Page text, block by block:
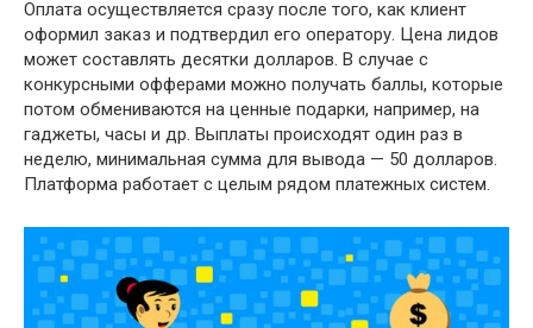
Оплата осуществляется сразу после того, как клиент
оформил заказ и подтвердил его оператору. Цена лидов
может составлять десятки долларов. В случае с
конкурсными офферами можно получать баллы, которые
потом обмениваются на ценные подарки, например, на
гаджеты, часы и др. Выплаты происходят один раз в
неделю, минимальная сумма для вывода — 50 долларов.
Платформа работает с целым рядом платежных систем.